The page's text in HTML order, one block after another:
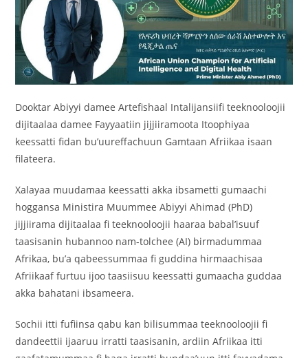
Dooktar Abiyyi damee Artefishaal Intalijansiifi teeknooloojii
dijitaalaa damee Fayyaatiin jijjiiramoota Itoophiyaa
keessatti fidan bu’uureffachuun Gamtaan Afriikaa isaan
filateera.
Xalayaa muudamaa keessatti akka ibsametti gumaachi
hoggansa Ministira Muummee Abiyyi Ahimad (PhD)
jijjiirama dijitaalaa fi teeknooloojii haaraa babal’isuuf
taasisanin hubannoo nam-tolchee (AI) birmadummaa
Afrikaa, bu’a qabeessummaa fi guddina hirmaachisaa
Afriikaaf furtuu ijoo taasiisuu keessatti gumaacha guddaa
akka bahatani ibsameera.
Sochii itti fufiinsa qabu kan bilisummaa teeknooloojii fi
dandeettii ijaaruu irratti taasisanin, ardiin Afriikaa itti